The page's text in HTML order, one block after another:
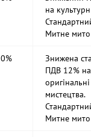
на
Митне
0%
Знижена
ПДВ 12% на
мистецтва.
Митне